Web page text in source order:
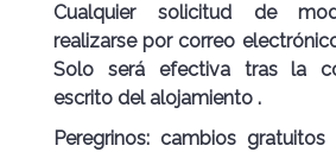
Cualquier solicitud de
realizarse por correo
Solo será efectiva trasla
escrito del alojamiento .
Peregrinos: cambios